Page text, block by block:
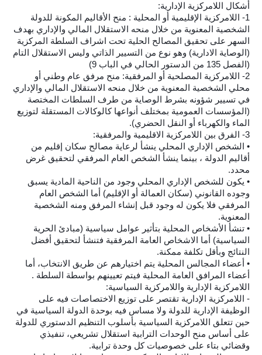
أشكال اللامركزية الإدارية:
1- اللامركزية الإقليمية أو المحلية : منح الأقاليم المكونة للدولة
الشخصية المعنوية من خلال منحه الاستقلال المالي والإداري بهدف
السهر على تحقيق المصالح الحلية تحت اشراف السلطة المركزية
(الوصاية الادارية) وهو نوع من التسيير الذاتي وليس الاستقلال التام
(الفصل 135 من الدستور الحالي في الباب 9)
2- اللامركزية المصلحية أو المرفقية: منح مرفق عام وطني أو
محلي الشخصية المعنوية من خلال منحه الاستقلال المالي والإداري
في تسيير شؤونه بشرط الوصاية من طرف السلطات المختصة
(المؤسسات العمومية بمختلف أنواعها كالوكالات المستقلة لتوزيع
الماء والكهرباء أو النقل الحضري).
3- الفرق بين اللامركزية الاقليمية والمرفقية:
• الشخص الإداري المحلي ينشأ لرعاية مصالح سكان إقليم من
أقاليم الدولة ، بينما ينشأ الشخص العام المرفقي لتحقيق غرض
محدد.
• يكون للشخص الإداري المحلي وجود من الناحية المادية يسبق
وجوده القانوني (سكان العمالة أو الإقليم) أما الشخص العام
المرفقي فلا يكون له وجود قبل إنشاء المرفق ومنه الشخصية
المعنوية.
• تنشأ الأشخاص المحلية بتأثير عوامل سياسية (مبادئ الحرية
السياسية) أما الاشخاص العامة المرفقية فتنشأ لتحقيق أفضل
النتائج وبأقل تكلفة ممكنة.
• أعضاء المجالس المحلية يتم اختيارهم عن طريق الانتخاب، أما
أعضاء المرافق العامة المحلية فيتم تعيينهم بواسطة السلطة .
اللامركزية الإدارية واللامركزية السياسية:
- اللامركزية الإدارية تقتصر على توزيع الاختصاصات فيه على
الوظيفة الإدارية للدولة ولا مساس فيه بوحدة الدولة السياسية في
حين تتعلق اللامركزية السياسية بأسلوب التنظيم الدستوري للدولة
على أساس منح الوحدات الترابية استقلال تشريعي، تنفيذي
وقضائي بتاء على خصوصيات كل وحدة ترابية.